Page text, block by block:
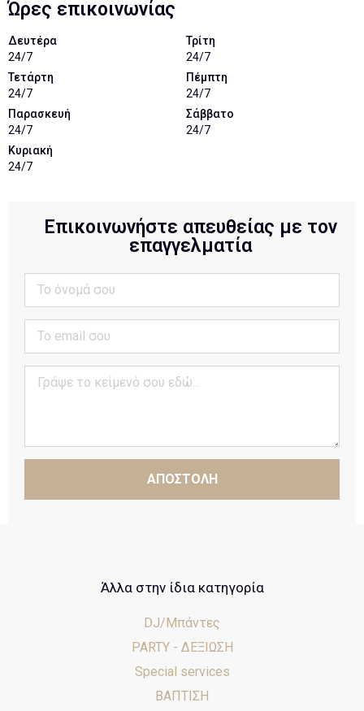
Ώρες επικοινωνίας
Δευτέρα
24/7
Τρίτη
24/7
Τετάρτη
24/7
Πέμπτη
24/7
Παρασκευή
24/7
Σάββατο
24/7
Κυριακή
24/7
Επικοινωνήστε απευθείας με τον
επαγγελματία
ΑΠΟΣΤΟΛΗ
Άλλα στην ίδια κατηγορία
DJ/Μπάντες
PARTY - ΔΕΞΙΩΣΗ
Special services
ΒΑΠΤΙΣΗ